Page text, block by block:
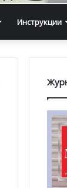
Инструкции